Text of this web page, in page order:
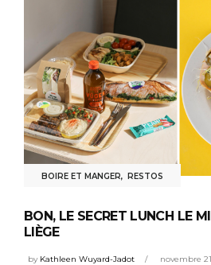
BOIRE ET MANGER, RESTOS
BON, LE SECRET LUNCH LE
LIÈGE
by Kathleen Wuyard-Jadot novembre